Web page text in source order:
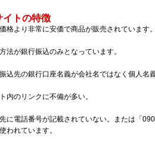
イトの特徴
格より非常に安価で商品が販売されています。
法が銀行振込のみとなっています。
振込先の銀行口座名義が会社名ではなく個人名
内のリンクに不備が多い。
先に電話番号が記載されていない。または「
われています。